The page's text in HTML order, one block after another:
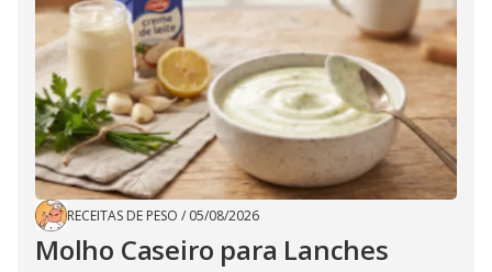
RECEITAS DE PESO / 05/08/2026
Molho Caseiro para Lanches